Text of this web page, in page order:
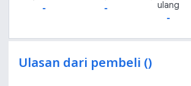
- -
ulang
-
Ulasan dari pembeli ()